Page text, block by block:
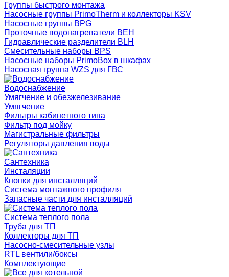
Группы быстрого монтажа
Насосные группы PrimoTherm и коллекторы KSV
Насосные группы BPG
Проточные водонагреватели BEH
Гидравлические разделители BLH
Смесительные наборы BPS
Насосные наборы PrimoBox в шкафах
Насосная группа WZS для ГВС
Водоснабжение
Умягчение и обезжелезивание
Умягчение
Фильтры кабинетного типа
Фильтр под мойку
Магистральные фильтры
Регуляторы давления воды
Сантехника
Инсталяции
Кнопки для инсталляций
Система монтажного профиля
Запасные части для инсталляций
Система теплого пола
Труба для ТП
Коллекторы для ТП
Насосно-смесительные узлы
RTL вентили/боксы
Комплектующие